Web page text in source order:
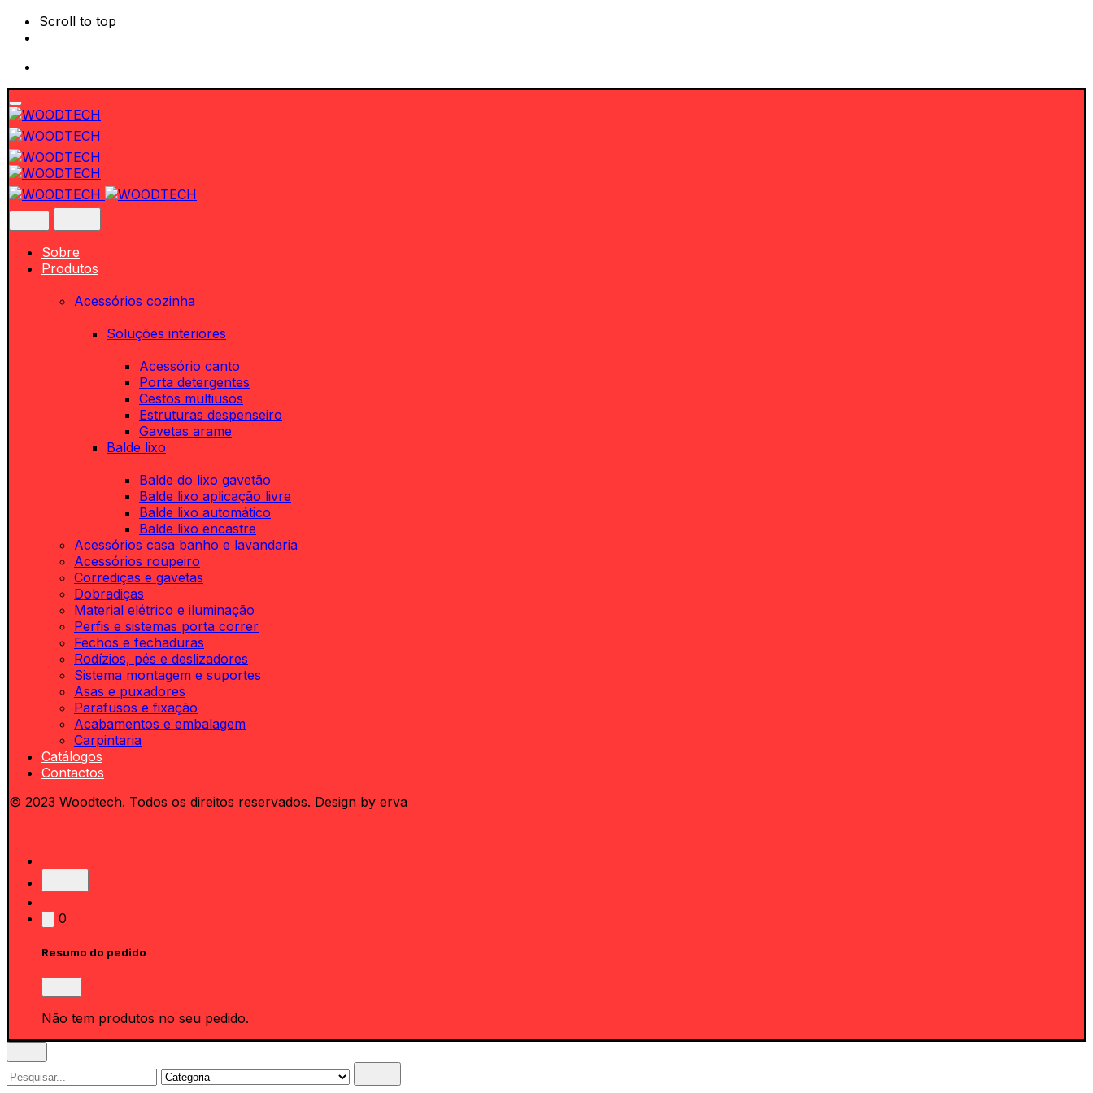
Scroll to top
Skip
to
content
Sobre
Produtos
Acessórios cozinha
Soluções interiores
Acessório canto
Porta detergentes
Cestos multiusos
Estruturas despenseiro
Gavetas arame
Balde lixo
Balde do lixo gavetão
Balde lixo aplicação livre
Balde lixo automático
Balde lixo encastre
Acessórios casa banho e lavandaria
Acessórios roupeiro
Corrediças e gavetas
Dobradiças
Material elétrico e iluminação
Perfis e sistemas porta correr
Fechos e fechaduras
Rodízios, pés e deslizadores
Sistema montagem e suportes
Asas e puxadores
Parafusos e fixação
Acabamentos e embalagem
Carpintaria
Catálogos
Contactos
© 2023 Woodtech. Todos os direitos reservados. Design by erva
0
Resumo do pedido
Não tem produtos no seu pedido.
Search
for